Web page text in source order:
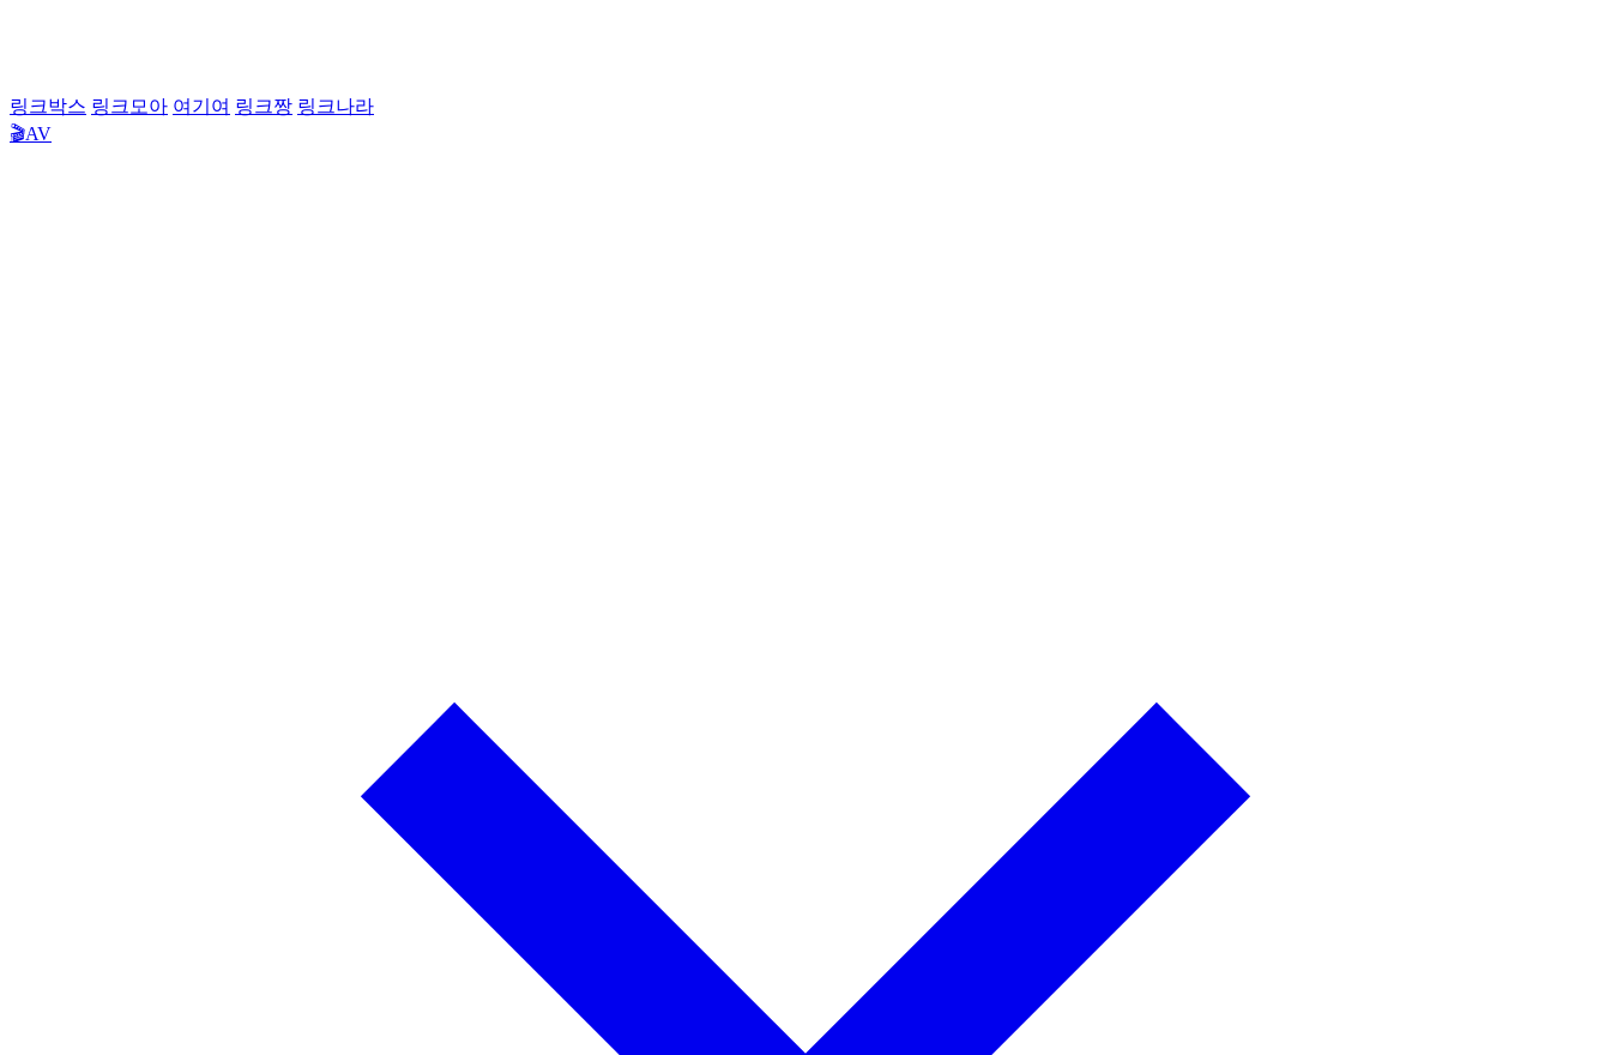
링크박스 링크모아 여기여 링크짱 링크나라
🎬AV